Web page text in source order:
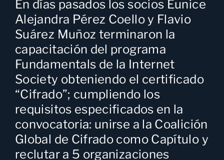
En días pasados los socios Eunice
Alejandra Pérez Coelloy Flavio
Suárez Muñoz terminaron la
capacitación del programa
Fundamentals de la Internet
Society obteniendo el certificado
“Cifrado”; cumpliendo los
requisitos especificados en la
convocatoria: unirse a la Coalición
Global de Cifrado como Capítulo y
reclutar a 5 organizaciones